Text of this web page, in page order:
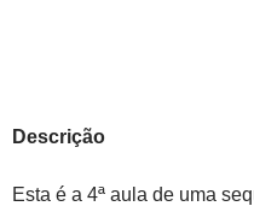
Descrição
Esta é a 4ª aula de uma